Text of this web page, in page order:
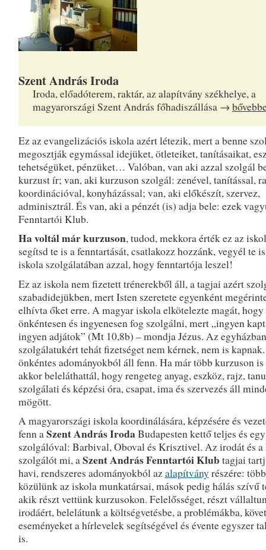
Szent András Iroda
Iroda, előadóterem, raktár, az alapítvány székhelye, a
magyarországi Szent András főhadiszállása →
Ez az evangelizációs iskola azért létezik, mert a benne
megosztják egymással idejüket, ötleteiket, tanításaikat,
tehetségüket, pénzüket… Valóban, van aki azzal szolgál
kurzust ír; van, aki kurzuson szolgál: zenével, tanítással,
koordinációval, konyházással; van, aki előkészít, szervez,
adminisztrál. És van, aki a pénzét (is) adja bele: ezek
Fenntartói Klub.
Ha voltál már kurzuson, tudod, mekkora érték ez az
segítsd te is a fenntartását, csatlakozz hozzánk, vegyél te
iskola szolgálatában azzal, hogy fenntartója leszel!
Ez az iskola nem fizetett trénerekből áll, a tagjai azért
szabadidejükben, mert Isten szeretete egyenként
elhívta őket erre. A magyar iskola elkötelezte magát,
önkéntesen és ingyenesen fog szolgálni, mert „ingyen
ingyen adjátok” (Mt 10,8b) – mondja Jézus. Az
szolgálatukért tehát fizetséget nem kérnek, nem is
önkéntes adományokból áll fenn. Ha már több kurzuson
akkor beleláthattál, hogy rengeteg anyag, eszköz, rajz,
szolgálati és képzési óra, csapat, ima és szervezés áll
mögött.
A magyarországi iskola koordinálására, képzésére és
fenn aSzent András Iroda Budapesten kettő teljes és
szolgálóval: Barbival, Oboval és Krisztivel. Az irodát és a
szolgálót mi, aSzent András Fenntartói Klub tagjai
havi, rendszeres adományokból azalapítvány részére:
közülünk az iskola munkatársai, mások pedig hálás szívű
akik részt vettünk kurzusokon. Felelősséget, részt
irodáért, belelátunk a költségvetésbe, a problémákba,
eseményeket a hírlevelek segítségével és évente egyszer
is.